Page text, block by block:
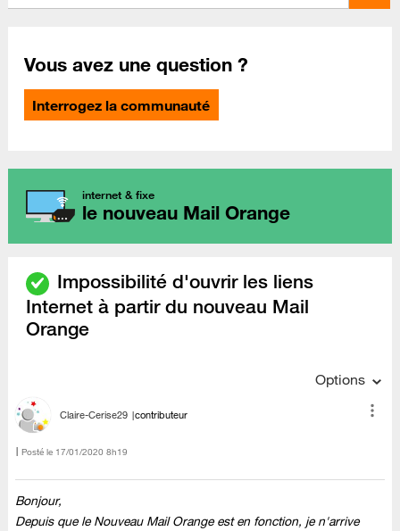
Vous avez une question ?
Interrogez la communauté
internet & fixe
le nouveau Mail Orange
Impossibilité d'ouvrir les liens
Internet à partir du nouveau Mail
Orange
Options
Claire-Cerise29 contributeur
Posté le ‎17/01/2020 8h19
Bonjour,
Depuis que le Nouveau Mail Orange est en fonction, je n'arrive